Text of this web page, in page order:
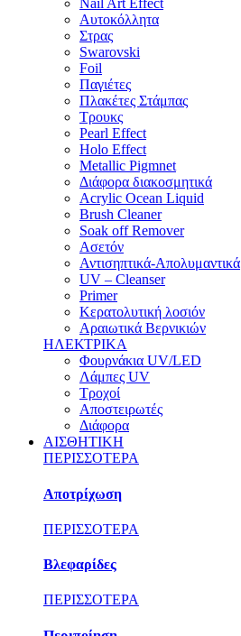
Nail Art Effect
Αυτοκόλλητα
Στρας
Swarovski
Foil
Παγιέτες
Πλακέτες Στάμπας
Τρουκς
Pearl Effect
Holo Effect
Metallic Pigmnet
Διάφορα διακοσμητικά
Acrylic Ocean Liquid
Brush Cleaner
Soak off Remover
Ασετόν
Αντισηπτικά-Απολυμαντικά
UV – Cleanser
Primer
Κερατολυτική λοσιόν
Αραιωτικά Βερνικιών
ΗΛΕΚΤΡΙΚΑ
Φουρνάκια UV/LED
Λάμπες UV
Τροχοί
Αποστειρωτές
Διάφορα
ΑΙΣΘΗΤΙΚΗ
ΠΕΡΙΣΣΟΤΕΡΑ
Αποτρίχωση
ΠΕΡΙΣΣΟΤΕΡΑ
Βλεφαρίδες
ΠΕΡΙΣΣΟΤΕΡΑ